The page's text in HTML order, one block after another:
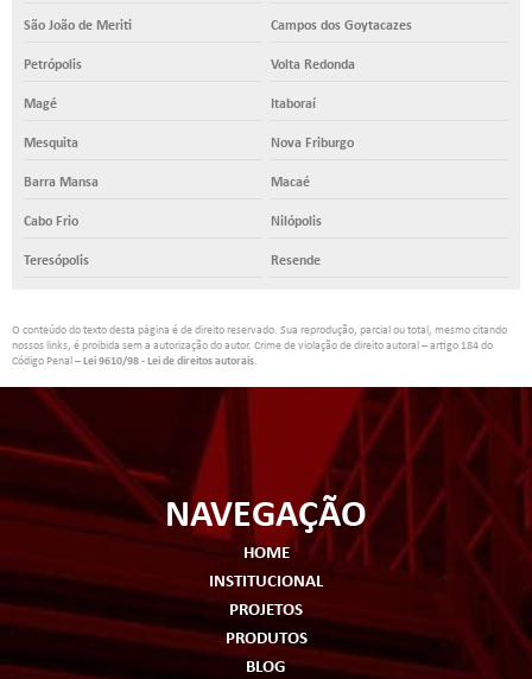
São João de Meriti Campos dos Goytacazes
Petrópolis Volta Redonda
Magé Itaboraí
Mesquita Nova Friburgo
Barra Mansa Macaé
Cabo Frio Nilópolis
Teresópolis Resende
O conteúdo do texto desta página é de direito reservado. Sua reprodução, parcial ou total, mesmo citando
nossos links, é proibida sem a autorização do autor. Crime de violação de direito autoral – artigo 184 do
Código Penal –Lei 9610/98 - Lei de direitos autorais.
NAVEGAÇÃO
HOME
INSTITUCIONAL
PROJETOS
PRODUTOS
BLOG